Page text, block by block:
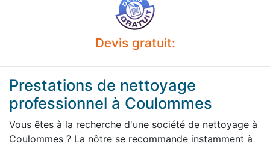
Devis gratuit:
Prestations de nettoyage
professionnel à Coulommes
Vous êtes à la recherche d'une société de nettoyage à
Coulommes ? La nôtre se recommande instamment à